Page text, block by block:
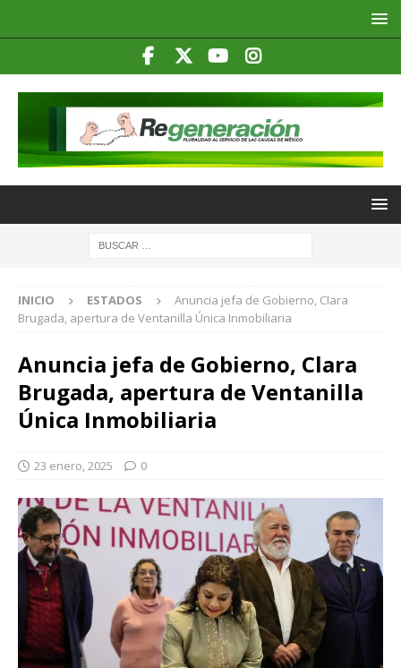
INICIO ESTADOS
Anuncia jefa de Gobierno, Clara
Brugada, apertura de Ventanilla Única Inmobiliaria
Anuncia jefa de Gobierno, Clara
Brugada, apertura de Ventanilla
Única Inmobiliaria
23 enero, 2025 0